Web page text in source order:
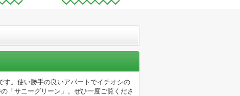
。使い勝手の良いアパートでイチオシの
「サニーグリーン」。ぜひ一度ご覧くださ